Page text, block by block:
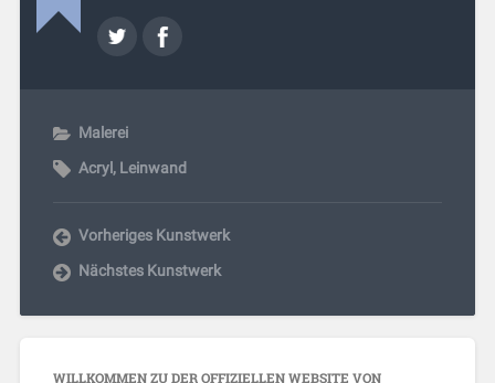
Malerei
Acryl , Leinwand
Vorheriges Kunstwerk
Nächstes Kunstwerk
WILLKOMMEN ZU DER OFFIZIELLEN WEBSITE VON